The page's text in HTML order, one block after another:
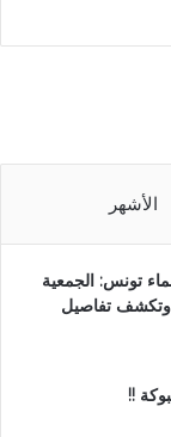
الأشهر
تونس: الجمعية
وتكشف تفاصيل
!!